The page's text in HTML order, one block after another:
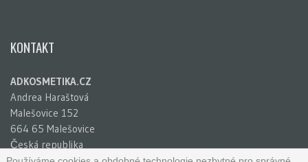
KONTAKT
ADKOSMETIKA.CZ
Andrea Haraštová
Malešovice 152
664 65 Malešovice
Česká republika